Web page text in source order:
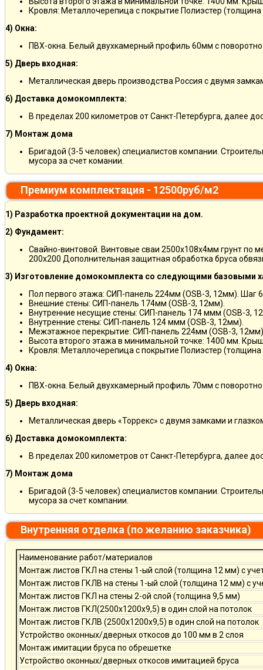
Кровля: Металлочерепица с покрытие Полиэстер
4) Окна:
ПВХ-окна. Белый двухкамерный профиль 60мм с
5) Дверь входная:
Металлическая дверь производства Россия с двумя
6) Доставка домокомплекта:
В пределах 200 километров от Санкт-Петербурга, далее
7) Монтаж дома
Бригадой (3-5 человек) специалистов компании.
мусора за счет комании.
Премиум комплектация - 12500руб/м2
1) Разработка проектной документации на дом.
2) Фундамент:
Свайно-винтовой. Винтовые сваи 2500х108х4мм грунт по
200х200 Дополнительная защитная обработка бруса
3) Изготовление домокомплекта со следующими базовыми
Пол первого этажа: СИП-панель 224мм (OSB-3, 12мм). Шаг
Внешние стены: СИП-панель 174мм (OSB-3, 12мм).
Внутренние несущие стены: СИП-панель 174 ммм (OSB-3,
Внутренние стены: СИП-панель 124 ммм (OSB-3, 12мм).
Межэтажное перекрытие: СИП-панель 224мм (OSB-3,
Высота второго этажа в минимальной точке: 1400 мм.
Кровля: Металлочерепица с покрытие Полиэстер
4) Окна:
ПВХ-окна. Белый двухкамерный профиль 70мм с
5) Дверь входная:
Металлическая дверь «Торрекс» с двумя замками и
6) Доставка домокомплекта:
В пределах 200 километров от Санкт-Петербурга, далее
7) Монтаж дома
Бригадой (3-5 человек) специалистов компании.
мусора за счет компании.
Внутренняя отделка (по желанию заказчика)
Наименование работ/материалов
Монтаж листов ГКЛ на стены 1-ый слой (толщина 12 мм) с
Монтаж листов ГКЛВ на стены 1-ый слой (толщина 12 мм) с
Монтаж листов ГКЛ на стены 2-ой слой (толщина 9,5 мм)
Монтаж листов ГКЛ(2500х1200х9,5) в один слой на потолок
Монтаж листов ГКЛВ (2500х1200х9,5) в один слой на потолок
Устройство оконных/дверных откосов до 100 мм в 2 слоя
Монтаж имитации бруса по обрешетке
Устройство оконных/дверных откосов имитацией бруса